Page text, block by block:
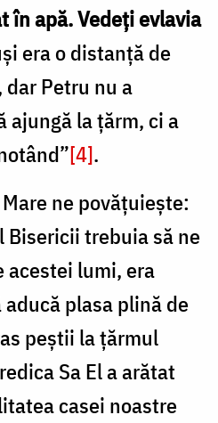
în apă. Vedeţi evlavia
era o distanţă de
Petru nu a
ajungă la ţărm, ci a
[4].
ne povăţuieşte:
trebuia să ne
acestei lumi, era
plasa plină de
peştii la ţărmul
Sa El a arătat
casei noastre